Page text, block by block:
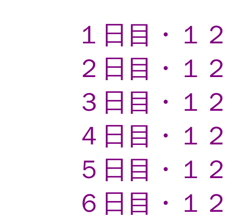
１日目・１
２日目・１
３日目・１
４日目・１
５日目・１
６日目・１